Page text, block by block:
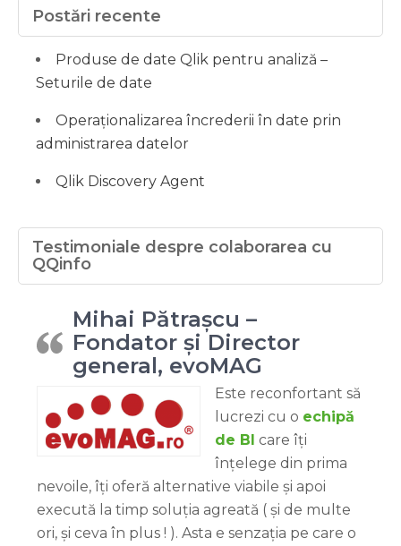
Postări recente
Produse de date Qlik pentru analiză –
Seturile de date
Operaționalizarea încrederii în date prin
administrarea datelor
Qlik Discovery Agent
Testimoniale despre colaborarea cu
QQinfo
Mihai Pătrașcu –
Fondator și Director
general, evoMAG
Este reconfortant să
lucrezi cu o echipă
de BI care îți
înțelege din prima
nevoile, îți oferă alternative viabile și apoi
execută la timp soluția agreată ( și de multe
ori, și ceva în plus ! ). Asta e senzația pe care o